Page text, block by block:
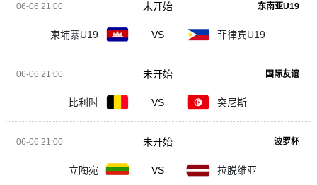
06-06 21:00 东南亚U19
柬埔寨U19 VS 菲律宾U19
未开始
06-06 21:00 国际友谊
比利时 VS 突尼斯
未开始
06-06 21:00 波罗杯
立陶宛 VS 拉脱维亚
未开始